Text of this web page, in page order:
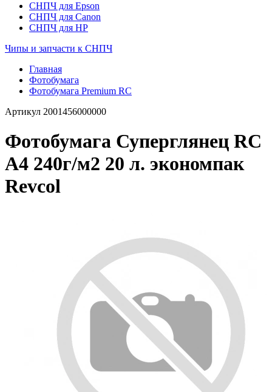
СНПЧ для Epson
СНПЧ для Canon
СНПЧ для HP
Чипы и запчасти к СНПЧ
Главная
Фотобумага
Фотобумага Premium RC
Артикул 2001456000000
Фотобумага Суперглянец RC
А4 240г/м2 20 л. экономпак
Revcol